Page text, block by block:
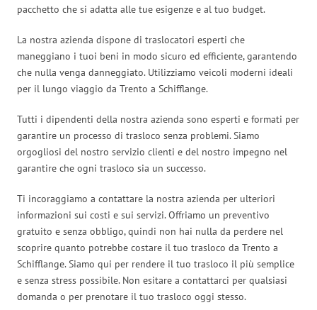
pacchetto che si adatta alle tue esigenze e al tuo budget.
La nostra azienda dispone di traslocatori esperti che
maneggiano i tuoi beni in modo sicuro ed efficiente, garantendo
che nulla venga danneggiato. Utilizziamo veicoli moderni ideali
per il lungo viaggio da Trento a Schifflange.
Tutti i dipendenti della nostra azienda sono esperti e formati per
garantire un processo di trasloco senza problemi. Siamo
orgogliosi del nostro servizio clienti e del nostro impegno nel
garantire che ogni trasloco sia un successo.
Ti incoraggiamo a contattare la nostra azienda per ulteriori
informazioni sui costi e sui servizi. Offriamo un preventivo
gratuito e senza obbligo, quindi non hai nulla da perdere nel
scoprire quanto potrebbe costare il tuo trasloco da Trento a
Schifflange. Siamo qui per rendere il tuo trasloco il più semplice
e senza stress possibile. Non esitare a contattarci per qualsiasi
domanda o per prenotare il tuo trasloco oggi stesso.